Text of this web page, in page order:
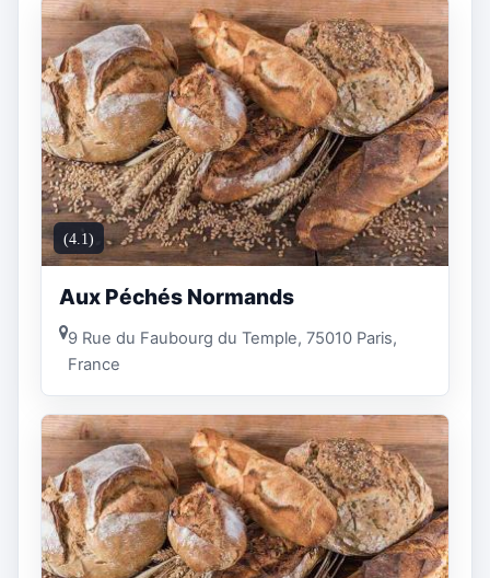
(4.1)
Aux Péchés Normands
9 Rue du Faubourg du Temple, 75010 Paris,
France